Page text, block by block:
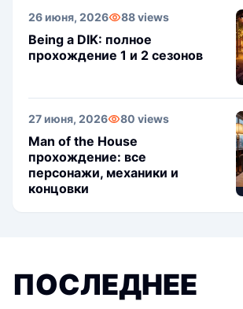
26 июня, 2026 88 views
Being a DIK: полное
прохождение 1 и 2 сезонов
27 июня, 2026 80 views
Man of the House
прохождение: все
персонажи, механики и
концовки
ПОСЛЕДНЕЕ